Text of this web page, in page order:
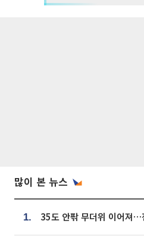
많이 본 뉴스
1.